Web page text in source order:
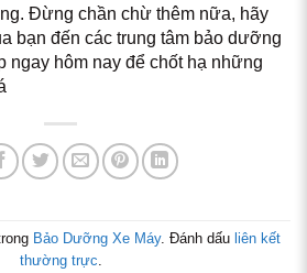
Đừng chần chừ thêm nữa, hãy
bạn đến các trung tâm bảo dưỡng
ngay hôm nay để chốt hạ những
Bảo Dưỡng Xe Máy. Đánh dấu liên kết
thường trực.